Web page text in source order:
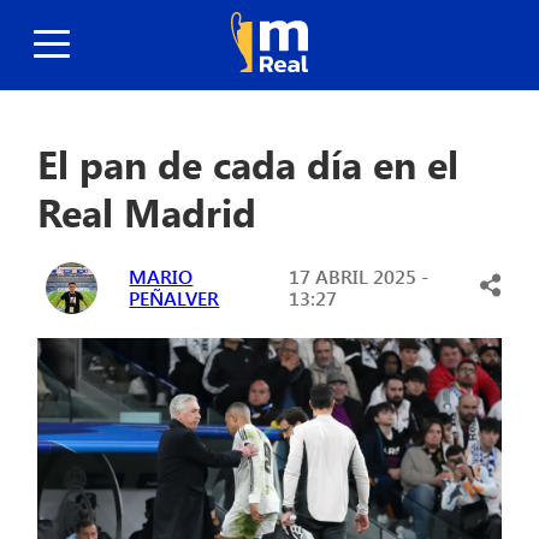
El pan de cada día en el
Real Madrid
MARIO
PEÑALVER
17 ABRIL 2025 -
13:27